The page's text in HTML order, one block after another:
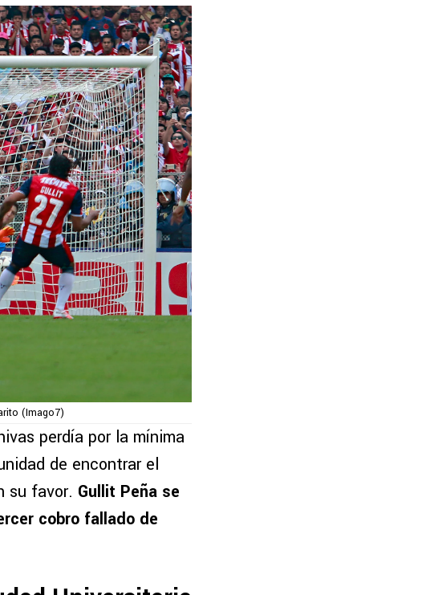
(Imago7)
perdía por la mínima
de encontrar el
su favor. Gullit Peña se
cobro fallado de